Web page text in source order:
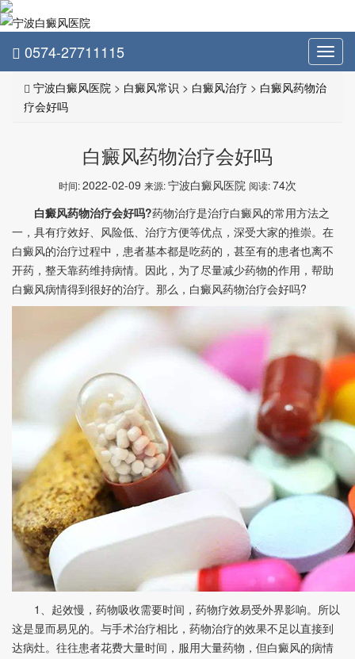
0574-27711115
宁波白癜风医院 > 白癜风常识 > 白癜风治疗 > 白癜风药物治
疗会好吗
白癜风药物治疗会好吗
时间:2022-02-09 来源:宁波白癜风医院 阅读:74次
白癜风药物治疗会好吗?药物治疗是治疗白癜风的常用方法之
一，具有疗效好、风险低、治疗方便等优点，深受大家的推崇。在
白癜风的治疗过程中，患者基本都是吃药的，甚至有的患者也离不
开药，整天靠药维持病情。因此，为了尽量减少药物的作用，帮助
白癜风病情得到很好的治疗。那么，白癜风药物治疗会好吗?
1、起效慢，药物吸收需要时间，药物疗效易受外界影响。所以
这是显而易见的。与手术治疗相比，药物治疗的效果不足以直接到
达病灶。往往患者花费大量时间，服用大量药物，但白癜风的病情